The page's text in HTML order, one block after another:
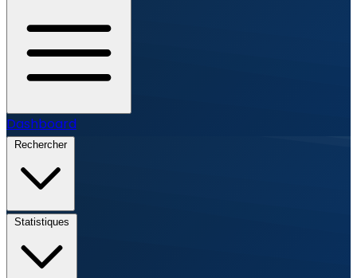
Dashboard
Rechercher
Statistiques